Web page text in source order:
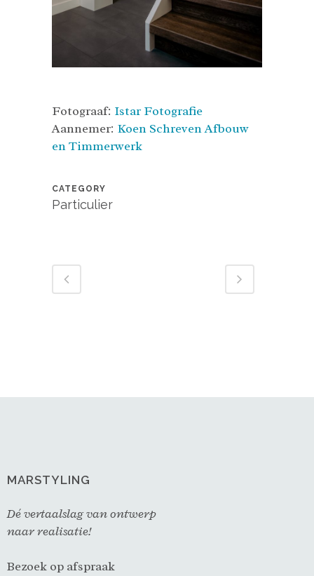
Fotograaf: Istar Fotografie
Aannemer: Koen Schreven Afbouw
en Timmerwerk
CATEGORY
Particulier
MARSTYLING
Dé vertaalslag van ontwerp
naar realisatie!
Bezoek op afspraak